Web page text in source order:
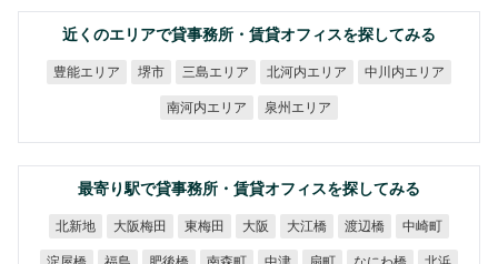
近くのエリアで貸事務所・賃貸オフィスを探してみる
豊能エリア 堺市 三島エリア 北河内エリア 中川内エリア
南河内エリア 泉州エリア
最寄り駅で貸事務所・賃貸オフィスを探してみる
北新地 大阪梅田 東梅田 大阪 大江橋 渡辺橋 中崎町